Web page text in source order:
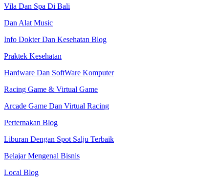
Vila Dan Spa Di Bali
Dan Alat Music
Info Dokter Dan Kesehatan Blog
Praktek Kesehatan
Hardware Dan SoftWare Komputer
Racing Game & Virtual Game
Arcade Game Dan Virtual Racing
Perternakan Blog
Liburan Dengan Spot Salju Terbaik
Belajar Mengenal Bisnis
Local Blog